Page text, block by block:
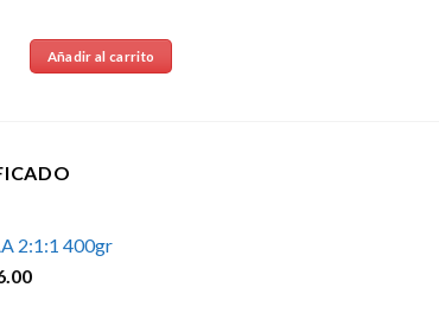
Añadir al carrito
2:1:1 400gr